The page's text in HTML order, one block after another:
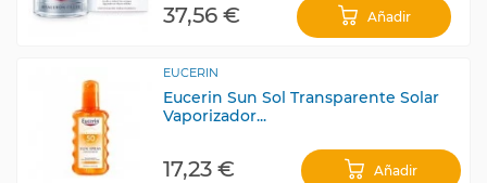
37,56 € Añadir
EUCERIN
Eucerin Sun Sol Transparente Solar
Vaporizador...
17,23 € Añadir